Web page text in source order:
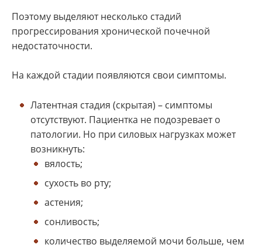
Поэтому выделяют несколько стадий
прогрессирования хронической почечной
недостаточности.
На каждой стадии появляются свои симптомы.
Латентная стадия (скрытая) – симптомы
отсутствуют. Пациентка не подозревает о
патологии. Но при силовых нагрузках может
возникнуть:
вялость;
сухость во рту;
астения;
сонливость;
количество выделяемой мочи больше, чем